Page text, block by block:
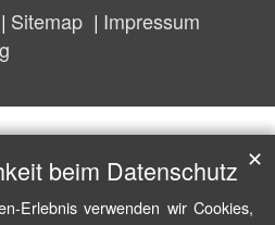
Sitemap
Impressum
beim Datenschutz
Erlebnis verwenden wir Cookies,
✕